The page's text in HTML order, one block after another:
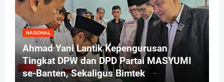
NASIONAL
Ahmad Yani Lantik Kepengurusan
Tingkat DPW dan DPD Partai MASYUMI
se-Banten, Sekaligus Bimtek